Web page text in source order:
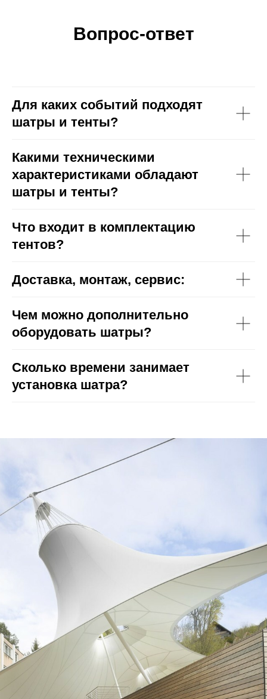
Вопрос-ответ
Для каких событий подходят
шатры и тенты?
Какими техническими
характеристиками обладают
шатры и тенты?
Что входит в комплектацию
тентов?
Доставка, монтаж, сервис:
Чем можно дополнительно
оборудовать шатры?
Сколько времени занимает
установка шатра?